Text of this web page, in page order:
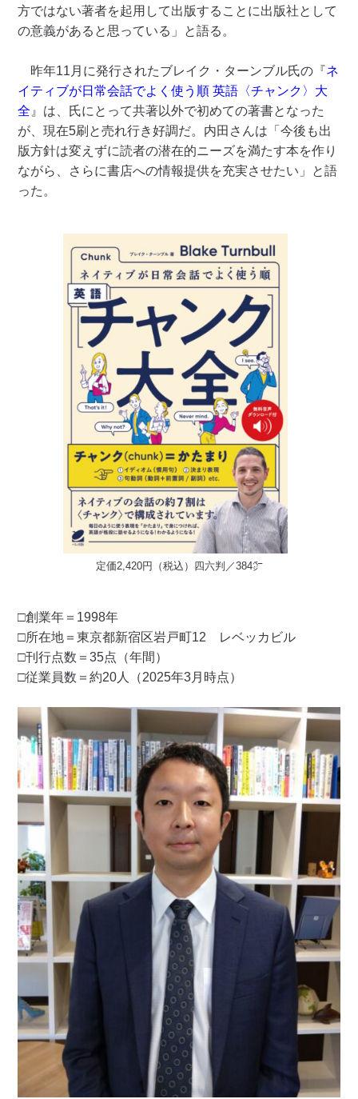
方ではない著者を起用して出版することに出版社として
の意義があると思っている」と語る。
昨年11月に発行されたブレイク・ターンブル氏の『ネ
イティブが日常会話でよく使う順 英語〈チャンク〉大
全 』は、氏にとって共著以外で初めての著書となった
が、現在5刷と売れ行き好調だ。内田さんは「今後も出
版方針は変えずに読者の潜在的ニーズを満たす本を作り
ながら、さらに書店への情報提供を充実させたい」と語
った。
定価2,420円（税込）四六判／384㌻
□創業年＝1998年
□所在地＝東京都新宿区岩戸町12 レベッカビル
□刊行点数＝35点（年間）
□従業員数＝約20人（2025年3月時点）